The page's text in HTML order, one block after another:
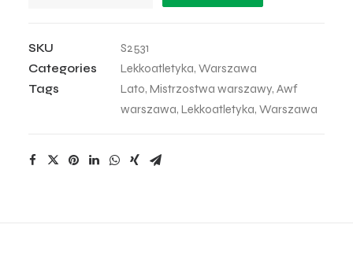
-
31
quantity
SKU
S2531
Categories
Lekkoatletyka, Warszawa
Tags
Lato, Mistrzostwa warszawy, Awf
warszawa, Lekkoatletyka, Warszawa